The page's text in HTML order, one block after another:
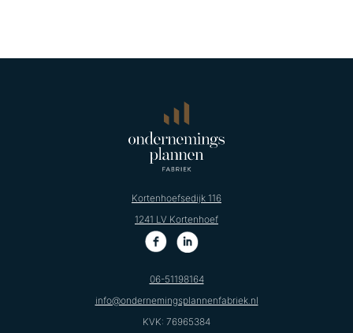
Kortenhoefsedijk 116
1241 LV Kortenhoef
06-51198164
info@ondernemingsplannenfabriek.nl
KVK: 76965384